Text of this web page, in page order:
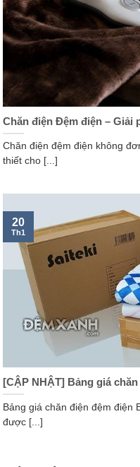
Chăn điện Đệm điện –
Chăn điện đệm điện không
thiết cho [...]
[CẬP NHẬT] Bảng giá
Bảng giá chăn điện đệm điện
được [...]
20
Th1